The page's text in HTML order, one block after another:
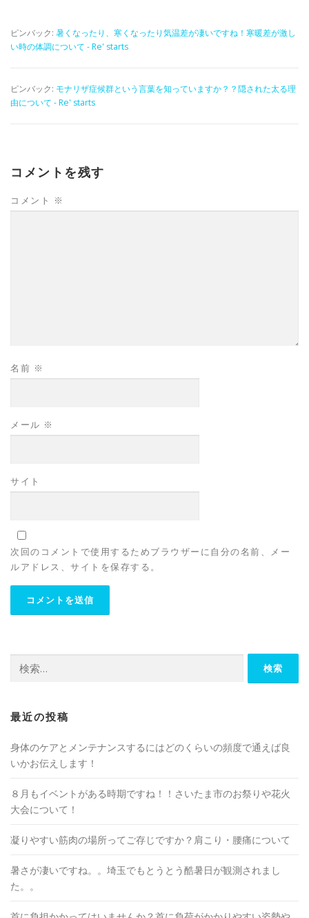
ピンバック: 暑くなったり、寒くなったり気温差が凄いですね！寒暖差が激し
い時の体調について - Re' starts
ピンバック: モナリザ症候群という言葉を知っていますか？？隠された太る理
由について - Re' starts
コメントを残す
コメント ※
名前 ※
メール ※
サイト
次回のコメントで使用するためブラウザーに自分の名前、メー
ルアドレス、サイトを保存する。
索:
最近の投稿
身体のケアとメンテナンスするにはどのくらいの頻度で通えば良
いかお伝えします！
８月もイベントがある時期ですね！！さいたま市のお祭りや花火
大会について！
凝りやすい筋肉の場所ってご存じですか？肩こり・腰痛について
暑さが凄いですね。。埼玉でもとうとう酷暑日が観測されまし
た。。